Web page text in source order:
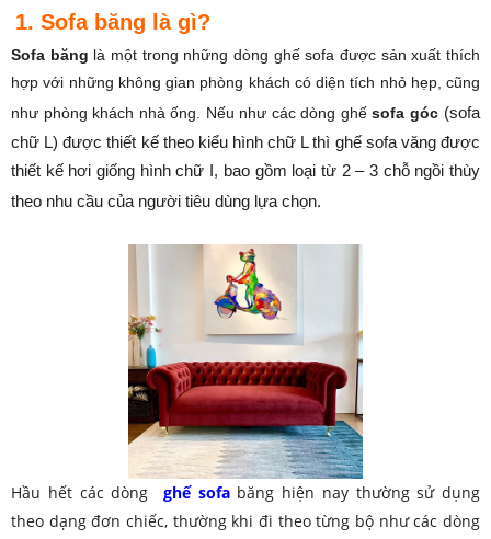
1. Sofa băng là gì?
Sofa băng là một trong những dòng ghế sofa được sản xuất thích
hợp với những không gian phòng khách có diện tích nhỏ hẹp, cũng
như phòng khách nhà ống. Nếu như các dòng ghế sofa góc (sofa
chữ L) được thiết kế theo kiểu hình chữ L thì ghế sofa văng được
thiết kế hơi giống hình chữ I, bao gồm loại từ 2 – 3 chỗ ngồi thùy
theo nhu cầu của người tiêu dùng lựa chọn.
Hầu hết các dòng ghế sofabăng hiện nay thường sử dụng
theo dạng đơn chiếc, thường khi đi theo từng bộ như các dòng